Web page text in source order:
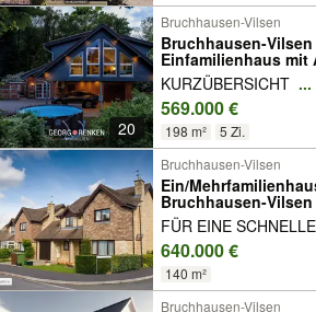
20
Bruchhausen-Vilsen
Bruchhausen-
Einfamilienhaus mit
KURZÜBERSICHT ...
569.000 €
198 m²
5 Zi.
Bruchhausen-Vilsen
Ein/
Bruchhausen-
schnell sein!
FÜR EINE
640.000 €
140 m²
Bruchhausen-Vilsen